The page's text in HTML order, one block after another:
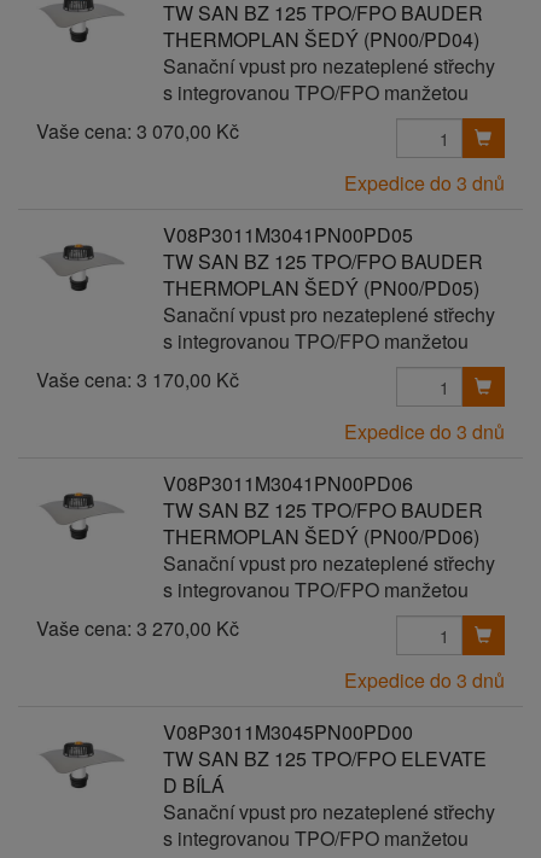
TW SAN BZ 125 TPO/FPO BAUDER
THERMOPLAN ŠEDÝ (PN00/PD04)
Sanační vpust pro nezateplené střechy
s integrovanou TPO/FPO manžetou
Vaše cena: 3 070,00 Kč
Expedice do 3 dnů
V08P3011M3041PN00PD05
TW SAN BZ 125 TPO/FPO BAUDER
THERMOPLAN ŠEDÝ (PN00/PD05)
Sanační vpust pro nezateplené střechy
s integrovanou TPO/FPO manžetou
Vaše cena: 3 170,00 Kč
Expedice do 3 dnů
V08P3011M3041PN00PD06
TW SAN BZ 125 TPO/FPO BAUDER
THERMOPLAN ŠEDÝ (PN00/PD06)
Sanační vpust pro nezateplené střechy
s integrovanou TPO/FPO manžetou
Vaše cena: 3 270,00 Kč
Expedice do 3 dnů
V08P3011M3045PN00PD00
TW SAN BZ 125 TPO/FPO ELEVATE
D BÍLÁ
Sanační vpust pro nezateplené střechy
s integrovanou TPO/FPO manžetou